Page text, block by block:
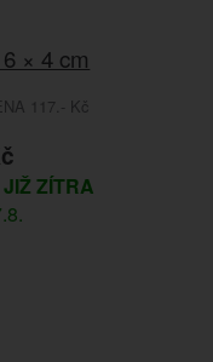
× 4 cm
117.- Kč
ZÍTRA